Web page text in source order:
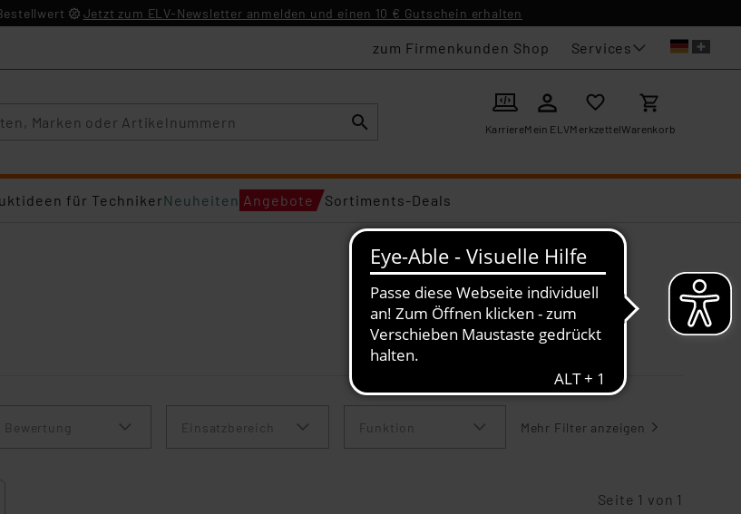
Jetzt zum ELV-Newsletter anmelden und einen 10 € Gutschein erhalten
zum Firmenkunden Shop Services
KarriereMein ELVMerkzettelWarenkorb
für TechnikerNeuheiten Angebote Sortiments-Deals
Bewertung Einsatzbereich Funktion Mehr Filter anzeigen
Seite 1 von 1